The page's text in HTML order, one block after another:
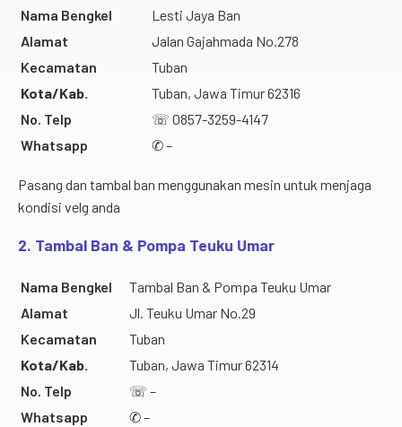
Nama Bengkel
Lesti Jaya Ban
Alamat
Jalan Gajahmada No.278
Kecamatan
Tuban
Kota/Kab.
Tuban, Jawa Timur 62316
No. Telp
☏ 0857-3259-4147
Whatsapp
✆ –
Pasang dan tambal ban menggunakan mesin untuk menjaga
kondisi velg anda
2. Tambal Ban & Pompa Teuku Umar
Nama Bengkel
Tambal Ban & Pompa Teuku Umar
Alamat
Jl. Teuku Umar No.29
Kecamatan
Tuban
Kota/Kab.
Tuban, Jawa Timur 62314
No. Telp
☏ –
Whatsapp
✆ –